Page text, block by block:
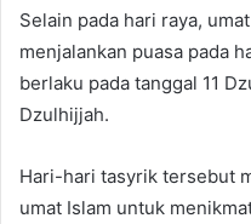
Selain pada hari raya,
menjalankan puasa pada
berlaku pada tanggal 11
Dzulhijjah.
Hari-hari tasyrik tersebut
umat Islam untuk